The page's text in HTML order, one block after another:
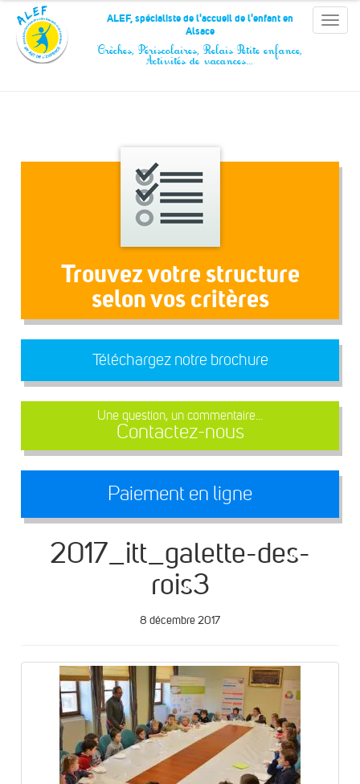
Panneau de gestion des cookies
Toggle
ALEF, spécialiste de l'accueil de l'enfant en
Alsace
Crèches, Périscolaires, Relais Petite enfance,
Activités de vacances…
Trouvez votre structure
selon vos critères
Téléchargez notre brochure
Une question, un commentaire...
Contactez-nous
Paiement en ligne
2017_itt_galette-des-
rois3
8 décembre 2017